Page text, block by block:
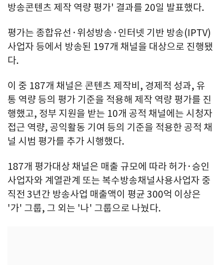
방송콘텐츠 제작 역량 평가' 결과를 20일 발표했다.
평가는 종합유선·위성방송·인터넷 기반 방송(IPTV)
사업자 등에서 방송된 197개 채널을 대상으로 진행됐
다.
이 중 187개 채널은 콘텐츠 제작비, 경제적 성과, 유
통 역량 등의 평가 기준을 적용해 제작 역량 평가를 진
행했고, 정부 지원을 받는 10개 공적 채널에는 시청자
접근 역량, 공익활동 기여 등의 기준을 적용한 공적 채
널 시범 평가를 추가 시행했다.
187개 평가대상 채널은 매출 규모에 따라 허가·승인
사업자와 계열관계 또는 복수방송채널사용사업자 중
직전 3년간 방송사업 매출액이 평균 300억 이상은
'가' 그룹, 그 외는 '나' 그룹으로 나눴다.